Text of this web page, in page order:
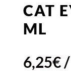
CAT
ML
6,25€/